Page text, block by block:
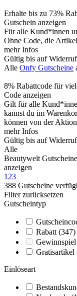
Erhalte bis zu 73%
Gutschein anzeigen
Für alle Kund*innen
Ohne Code, die
mehr Infos
Gültig bis auf Widerruf
Alle Onfy Gutscheine
8% Rabattcode für
Code anzeigen
Gilt für alle
kannst du im
können von der
mehr Infos
Gültig bis auf Widerruf
Alle
Beautywelt Gutscheine
anzeigen
1 23
388 Gutscheine
Filter zurücksetzen
Gutscheintyp
Rabatt (347)
Gewinnspiel
Gratisartikel
Einlöseart